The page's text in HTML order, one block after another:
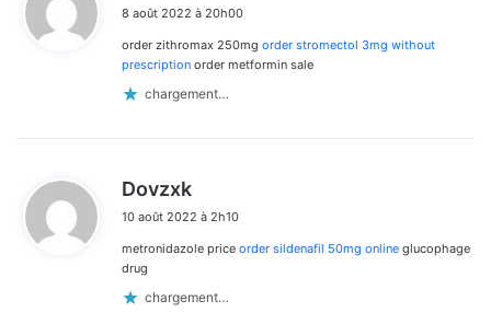
t
:
8 août 2022 à 20h00
order zithromax 250mg order stromectol 3mg without
prescription order metformin sale
chargement…
Dovzxk
t
10 août 2022 à 2h10
metronidazole price order sildenafil 50mg online glucophage
drug
chargement…